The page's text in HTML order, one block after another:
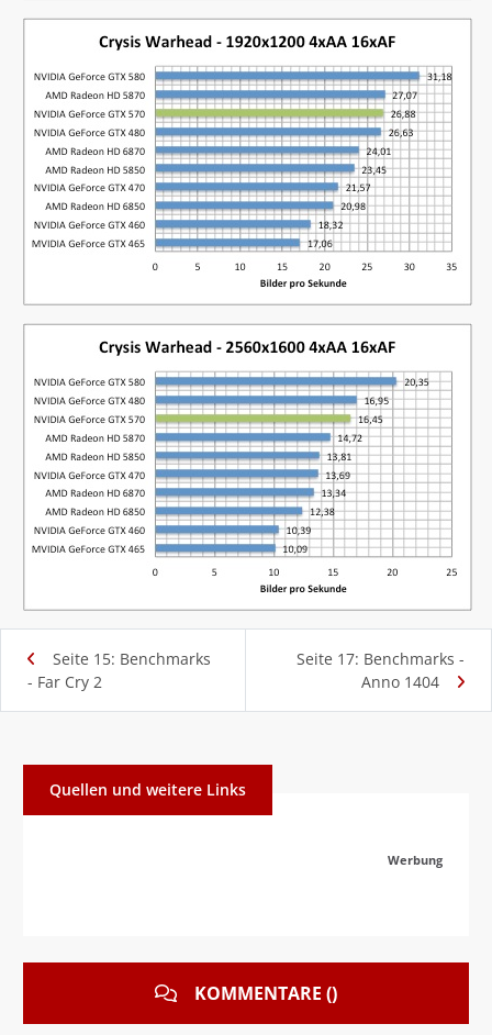
Seite 15: Benchmarks
- Far Cry 2
Seite 17: Benchmarks -
Anno 1404
Quellen und weitere Links
Werbung
KOMMENTARE ()